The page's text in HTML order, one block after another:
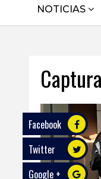
NOTICIAS
ECONOMÍA
SALUD
TECNOLOGÍA
Facebook
Twitter
Google +